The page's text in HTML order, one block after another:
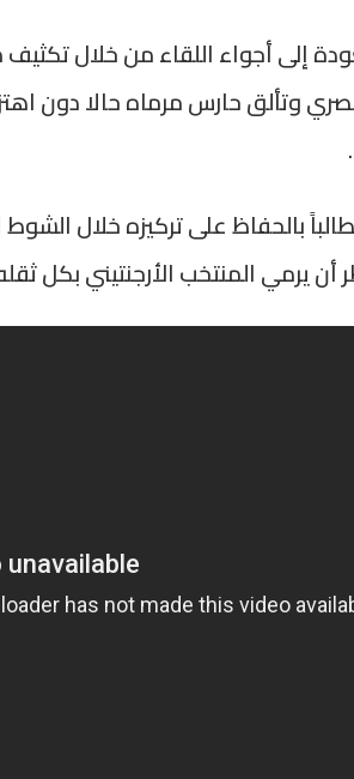
إلى أجواء اللقاء من خلال
وتألق حارس مرماه حالا دون
بالحفاظ على تركيزه خلال
أن يرمي المنتخب الأرجنتيني بكل